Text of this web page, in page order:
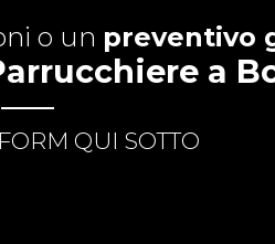
o un preventivo
a
QUI SOTTO